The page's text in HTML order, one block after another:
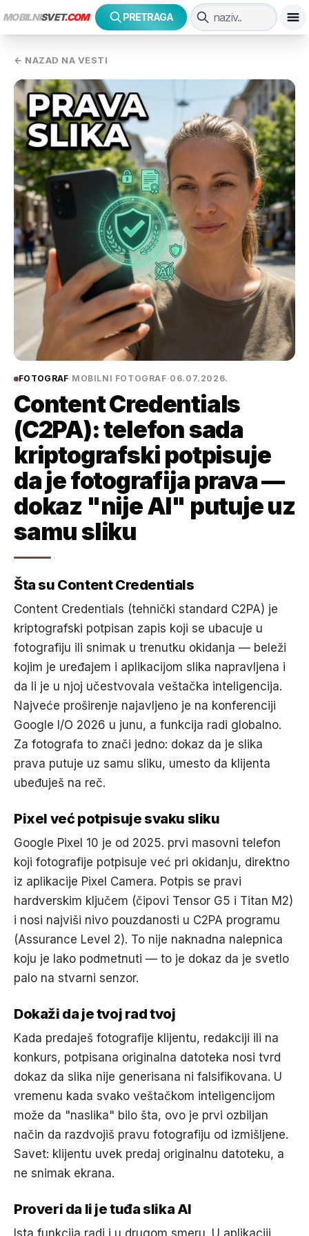
MOBILNISVET.COM PRETRAGA
← NAZAD NA VESTI
FOTOGRAF· MOBILNI FOTOGRAF·06.07.2026.
Content Credentials
(C2PA): telefon sada
kriptografski potpisuje
da je fotografija prava —
dokaz "nije AI" putuje uz
samu sliku
Šta su Content Credentials
Content Credentials (tehnički standard C2PA) je
kriptografski potpisan zapis koji se ubacuje u
fotografiju ili snimak u trenutku okidanja — beleži
kojim je uređajem i aplikacijom slika napravljena i
da li je u njoj učestvovala veštačka inteligencija.
Najveće proširenje najavljeno je na konferenciji
Google I/O 2026 u junu, a funkcija radi globalno.
Za fotografa to znači jedno: dokaz da je slika
prava putuje uz samu sliku, umesto da klijenta
ubeđuješ na reč.
Pixel već potpisuje svaku sliku
Google Pixel 10 je od 2025. prvi masovni telefon
koji fotografije potpisuje već pri okidanju, direktno
iz aplikacije Pixel Camera. Potpis se pravi
hardverskim ključem (čipovi Tensor G5 i Titan M2)
i nosi najviši nivo pouzdanosti u C2PA programu
(Assurance Level 2). To nije naknadna nalepnica
koju je lako podmetnuti — to je dokaz da je svetlo
palo na stvarni senzor.
Dokaži da je tvoj rad tvoj
Kada predaješ fotografije klijentu, redakciji ili na
konkurs, potpisana originalna datoteka nosi tvrd
dokaz da slika nije generisana ni falsifikovana. U
vremenu kada svako veštačkom inteligencijom
može da "naslika" bilo šta, ovo je prvi ozbiljan
način da razdvojiš pravu fotografiju od izmišljene.
Savet: klijentu uvek predaj originalnu datoteku, a
ne snimak ekrana.
Proveri da li je tuđa slika AI
Ista funkcija radi i u drugom smeru. U aplikaciji